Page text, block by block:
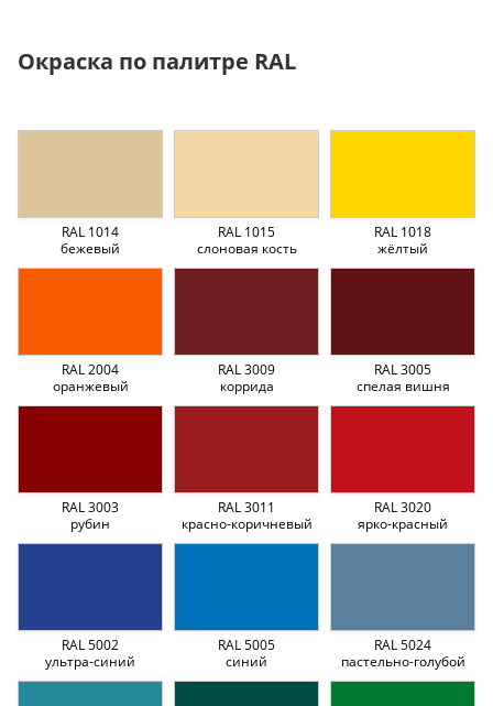
Окраска по палитре RAL
RAL 1014
бежевый
RAL 1015
слоновая кость
RAL 1018
жёлтый
RAL 2004
оранжевый
RAL 3009
коррида
RAL 3005
спелая вишня
RAL 3003
рубин
RAL 3011
красно-коричневый
RAL 3020
ярко-красный
RAL 5002
ультра-синий
RAL 5005
синий
RAL 5024
пастельно-голубой